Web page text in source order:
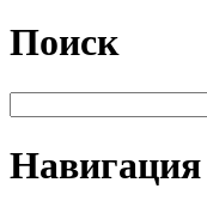
Поиск
Навигация